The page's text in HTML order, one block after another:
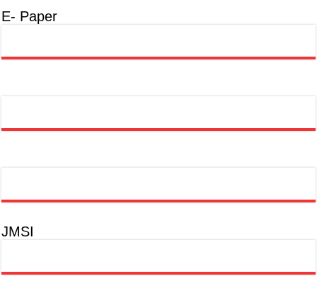
E- Paper
JMSI